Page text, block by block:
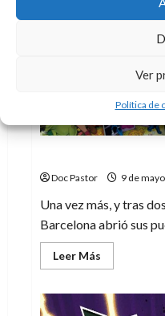
Ver
Política de
hay
Doc Pastor 9 de
Una vez más, y tras
Barcelona abrió sus
Leer Más
más
40º
Cómic